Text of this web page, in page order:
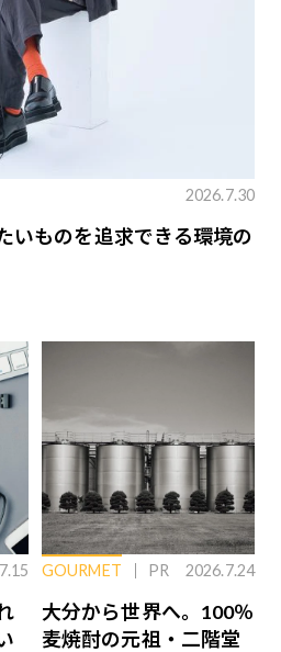
2026.7.30
いものを追求できる環境の
GOURMET PR 2026.7.24
大分から世界へ。100％
麦焼酎の元祖・二階堂